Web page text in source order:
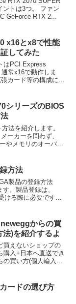
ントは3つ。 ファン
GeForce RTX 2...
x16とx8で性能
してみた
はPCI Express
常x16で動作しま
カード等の構成によ
シリーズのBIOS
法を紹介します。
ーカーを問わず、
やメモリのオーバー
方法
製品の登録方法
す。製品登録は、
ける際に必要です。
のアカウントシ
証明...
neweggからの買
)を紹介するよ
買えないショップの
購入+日本へ直送でき
の買い方(個人輸入方
ードの選び方